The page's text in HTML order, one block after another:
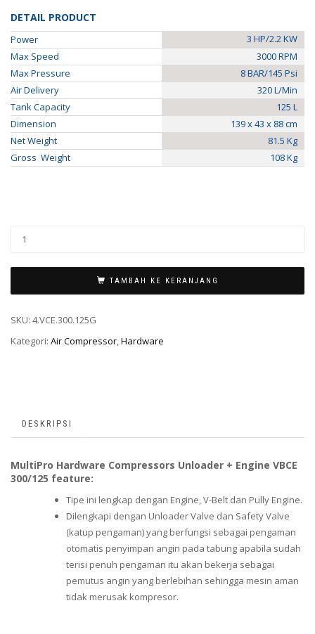
DETAIL PRODUCT
Power
3 HP/2.2 KW
Max Speed
3000 RPM
Max Pressure
8 BAR/145 Psi
Air Delivery
320 L/Min
Tank Capacity
125 L
Dimension
139 x 43 x 88 cm
Net Weight
81.5 Kg
Gross Weight
108 Kg
TAMBAH KE KERANJANG
SKU: 4.VCE.300.125G
Kategori: Air Compressor,Hardware
DESKRIPSI
MultiPro Hardware Compressors Unloader + Engine VBCE
300/125 feature:
Tipe ini lengkap dengan Engine, V-Belt dan Pully Engine.
Dilengkapi dengan Unloader Valve dan Safety Valve
(katup pengaman) yang berfungsi sebagai pengaman
otomatis penyimpan angin pada tabung apabila sudah
terisi penuh pengaman itu akan bekerja sebagai
pemutus angin yang berlebihan sehingga mesin aman
tidak merusak kompresor.